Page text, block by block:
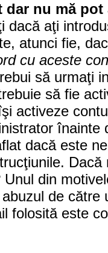
dar nu mă
dacă aţi
atunci fie,
cu aceste
să urmaţi
să fie
activeze
înainte
dacă este
Unul din
de către
folosită este